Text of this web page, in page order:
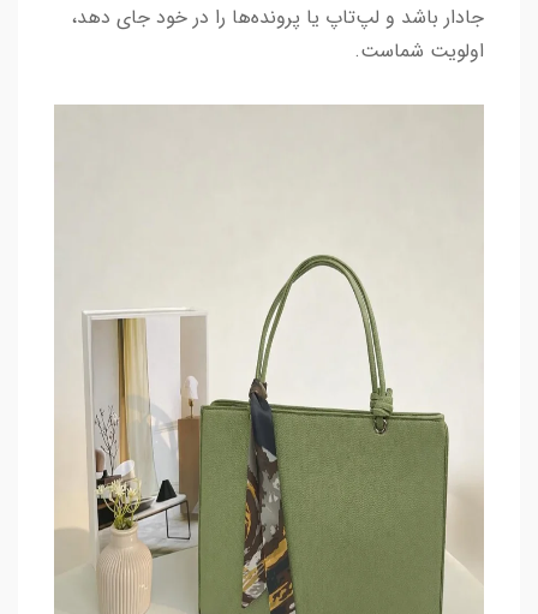
جادار باشد و لپ‌تاپ یا پرونده‌ها را در خود جای دهد،
اولویت شماست.